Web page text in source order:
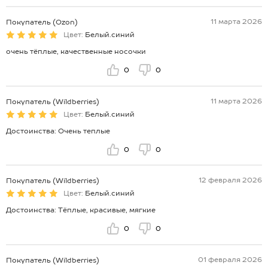
Покупатель (Ozon)
11 марта 2026
Цвет: Белый.синий
очень тёплые, качественные носочки
0 0
Покупатель (Wildberries)
11 марта 2026
Цвет: Белый.синий
Достоинства: Очень теплые
0 0
Покупатель (Wildberries)
12 февраля 2026
Цвет: Белый.синий
Достоинства: Тёплые, красивые, мягкие
0 0
Покупатель (Wildberries) 01 февраля 2026